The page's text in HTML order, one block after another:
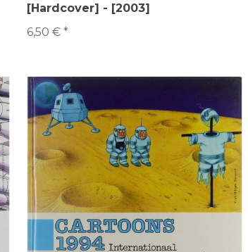
[Hardcover] - [2003]
6,50 € *